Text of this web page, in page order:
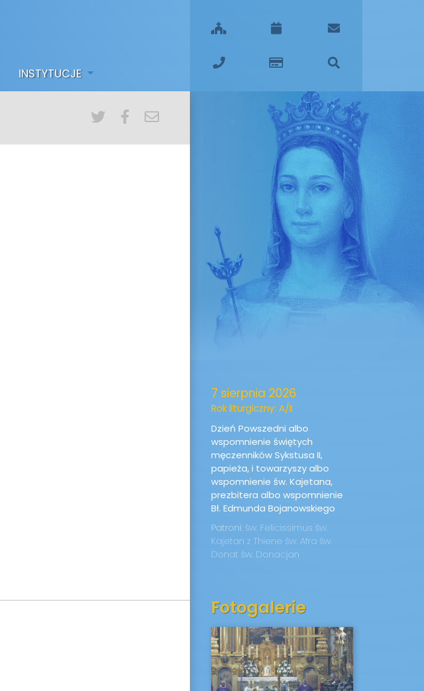
INSTYTUCJE
7 sierpnia 2026
Rok liturgiczny: A/II
Dzień Powszedni albo
wspomnienie świętych
męczenników Sykstusa II,
papieża, i towarzyszy albo
wspomnienie św. Kajetana,
prezbitera albo wspomnienie
Bł. Edmunda Bojanowskiego
Patroni: św. Felicissimus św.
Kajetan z Thiene św. Afra św.
Donat św. Donacjan
Fotogalerie